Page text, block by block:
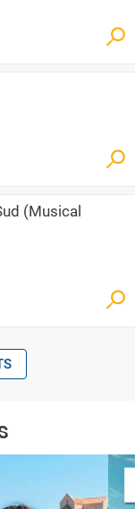
(Musical